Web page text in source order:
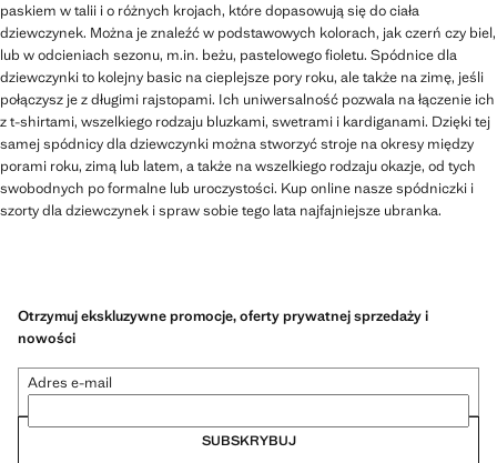
paskiem w talii i o różnych krojach, które dopasowują się do ciała
dziewczynek. Można je znaleźć w podstawowych kolorach, jak czerń czy biel,
lub w odcieniach sezonu, m.in. beżu, pastelowego fioletu. Spódnice dla
dziewczynki to kolejny basic na cieplejsze pory roku, ale także na zimę, jeśli
połączysz je z długimi rajstopami. Ich uniwersalność pozwala na łączenie ich
z t-shirtami, wszelkiego rodzaju bluzkami, swetrami i kardiganami. Dzięki tej
samej spódnicy dla dziewczynki można stworzyć stroje na okresy między
porami roku, zimą lub latem, a także na wszelkiego rodzaju okazje, od tych
swobodnych po formalne lub uroczystości. Kup online nasze spódniczki i
szorty dla dziewczynek i spraw sobie tego lata najfajniejsze ubranka.
Otrzymuj ekskluzywne promocje, oferty prywatnej sprzedaży i
nowości
Adres e-mail
SUBSKRYBUJ